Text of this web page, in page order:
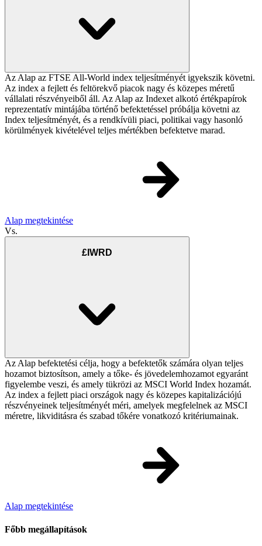
Az Alap az FTSE All-World index teljesítményét igyekszik követni.
Az index a fejlett és feltörekvő piacok nagy és közepes méretű
vállalati részvényeiből áll. Az Alap az Indexet alkotó értékpapírok
reprezentatív mintájába történő befektetéssel próbálja követni az
Index teljesítményét, és a rendkívüli piaci, politikai vagy hasonló
körülmények kivételével teljes mértékben befektetve marad.
Alap megtekintése
Vs.
£IWRD
Az Alap befektetési célja, hogy a befektetők számára olyan teljes
hozamot biztosítson, amely a tőke- és jövedelemhozamot egyaránt
figyelembe veszi, és amely tükrözi az MSCI World Index hozamát.
Az index a fejlett piaci országok nagy és közepes kapitalizációjú
részvényeinek teljesítményét méri, amelyek megfelelnek az MSCI
méretre, likviditásra és szabad tőkére vonatkozó kritériumainak.
Alap megtekintése
Főbb megállapítások